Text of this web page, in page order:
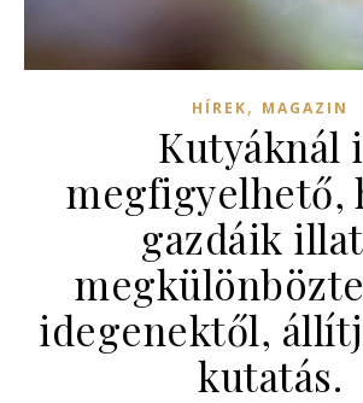
HÍREK, MAGAZIN
Kutyáknál
megfigyelhető,
gazdáik
idegenektől,
kutatás.